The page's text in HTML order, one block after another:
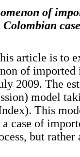
of
article is to
of
2009. The
model
This
a case of
but